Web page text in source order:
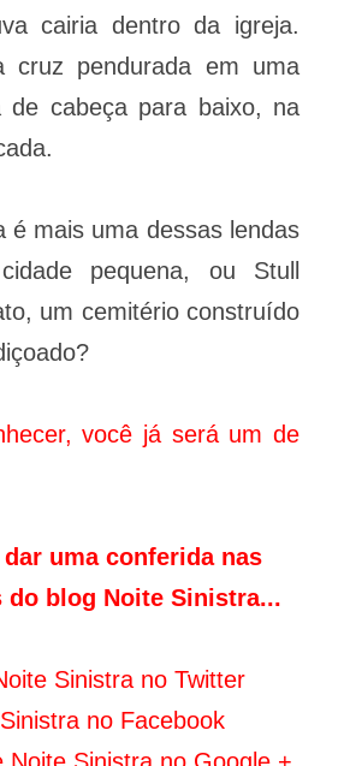
cairia dentro da igreja.
cruz pendurada em uma
de cabeça para baixo, na
é mais uma dessas lendas
pequena, ou Stull
um cemitério construído
você já será um de
dar uma conferida nas
do blog Noite Sinistra...